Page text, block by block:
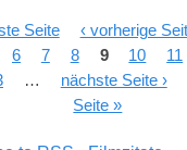
Seite ‹ vorherige
6 7 8 9 10 11
… nächste Seite ›
Seite »